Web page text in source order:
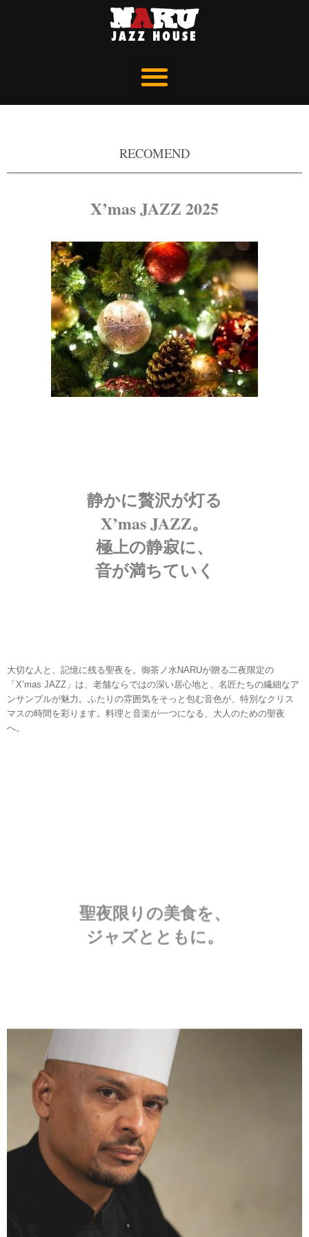
RECOMEND
X’mas JAZZ 2025
静かに贅沢が灯る
X’mas JAZZ。
極上の静寂に、
音が満ちていく
「X’mas JAZZ」は、老舗ならではの深い居心地と、名匠たちの繊細なア
ンサンブルが魅力。ふたりの雰囲気をそっと包む音色が、特別なクリス
マスの時間を彩ります。料理と音楽が一つになる、大人のための聖夜
へ。
聖夜限りの美食を、
ジャズとともに。